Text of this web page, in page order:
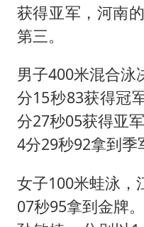
获得亚军，河南
第三。
男子400米混合泳
分15秒83获得冠
分27秒05获得亚
4分29秒92拿到季
女子100米蛙泳，
07秒95拿到金牌